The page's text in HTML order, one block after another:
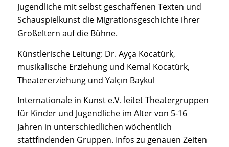
Jugendliche mit selbst geschaffenen Texten und
Schauspielkunst die Migrationsgeschichte ihrer
Großeltern auf die Bühne.
Künstlerische Leitung: Dr. Ayça Kocatürk,
musikalische Erziehung und Kemal Kocatürk,
Theatererziehung und Yalçın Baykul
Internationale in Kunst e.V. leitet Theatergruppen
für Kinder und Jugendliche im Alter von 5-16
Jahren in unterschiedlichen wöchentlich
stattfindenden Gruppen. Infos zu genauen Zeiten